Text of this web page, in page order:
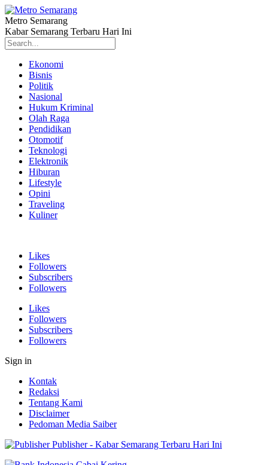
Metro Semarang
Kabar Semarang Terbaru Hari Ini
Ekonomi
Bisnis
Politik
Nasional
Hukum Kriminal
Olah Raga
Pendidikan
Otomotif
Teknologi
Elektronik
Hiburan
Lifestyle
Opini
Traveling
Kuliner
Likes
Followers
Subscribers
Followers
Likes
Followers
Subscribers
Followers
Sign in
Kontak
Redaksi
Tentang Kami
Disclaimer
Pedoman Media Saiber
Publisher - Kabar Semarang Terbaru Hari Ini